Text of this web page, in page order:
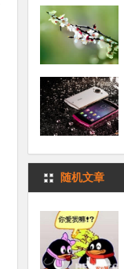
随机文章